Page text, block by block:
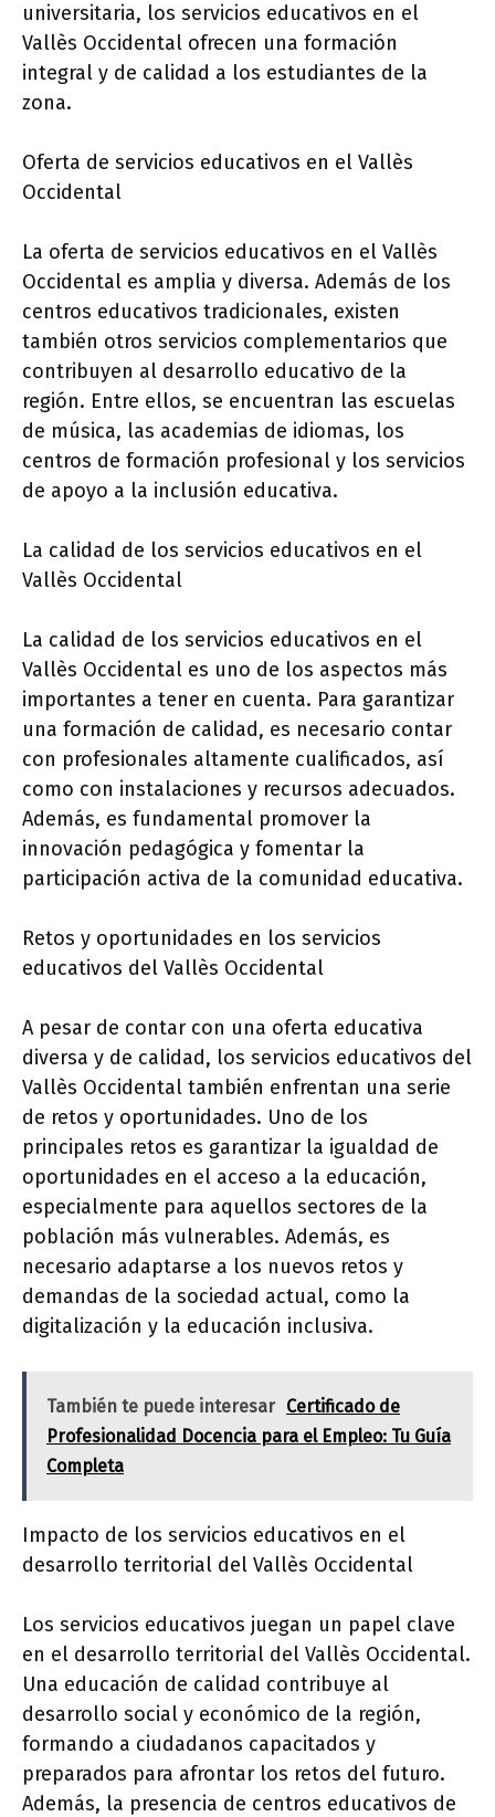
universitaria, los servicios educativos en el
Vallès Occidental ofrecen una formación
integral y de calidad a los estudiantes de la
zona.
Oferta de servicios educativos en el Vallès
Occidental
La oferta de servicios educativos en el Vallès
Occidental es amplia y diversa. Además de los
centros educativos tradicionales, existen
también otros servicios complementarios que
contribuyen al desarrollo educativo de la
región. Entre ellos, se encuentran las escuelas
de música, las academias de idiomas, los
centros de formación profesional y los servicios
de apoyo a la inclusión educativa.
La calidad de los servicios educativos en el
Vallès Occidental
La calidad de los servicios educativos en el
Vallès Occidental es uno de los aspectos más
importantes a tener en cuenta. Para garantizar
una formación de calidad, es necesario contar
con profesionales altamente cualificados, así
como con instalaciones y recursos adecuados.
Además, es fundamental promover la
innovación pedagógica y fomentar la
participación activa de la comunidad educativa.
Retos y oportunidades en los servicios
educativos del Vallès Occidental
A pesar de contar con una oferta educativa
diversa y de calidad, los servicios educativos del
Vallès Occidental también enfrentan una serie
de retos y oportunidades. Uno de los
principales retos es garantizar la igualdad de
oportunidades en el acceso a la educación,
especialmente para aquellos sectores de la
población más vulnerables. Además, es
necesario adaptarse a los nuevos retos y
demandas de la sociedad actual, como la
digitalización y la educación inclusiva.
También te puede interesar Certificado de
Profesionalidad Docencia para el Empleo: Tu Guía
Completa
Impacto de los servicios educativos en el
desarrollo territorial del Vallès Occidental
Los servicios educativos juegan un papel clave
en el desarrollo territorial del Vallès Occidental.
Una educación de calidad contribuye al
desarrollo social y económico de la región,
formando a ciudadanos capacitados y
preparados para afrontar los retos del futuro.
Además, la presencia de centros educativos de